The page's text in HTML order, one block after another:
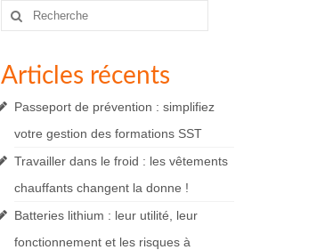
Rechercher
Articles récents
Passeport de prévention : simplifiez
votre gestion des formations SST
Travailler dans le froid : les vêtements
chauffants changent la donne !
Batteries lithium : leur utilité, leur
fonctionnement et les risques à